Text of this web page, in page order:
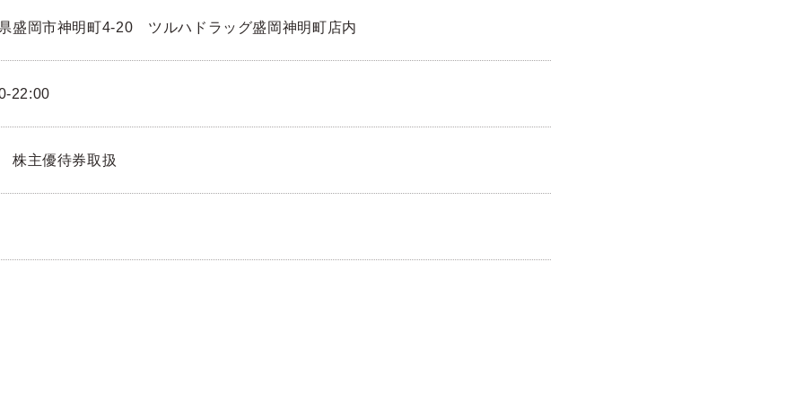
盛岡市神明町4-20 ツルハドラッグ盛岡神明町店内
22:00
株主優待券取扱